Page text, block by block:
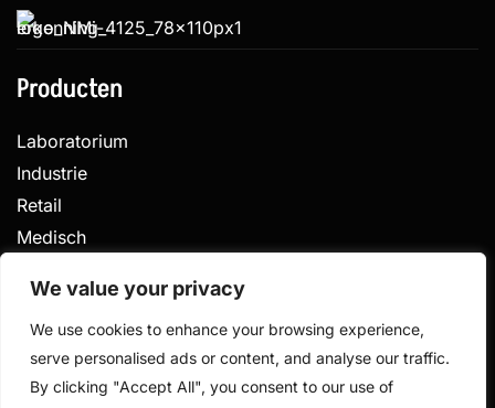
We value your privacy
We use cookies to enhance your browsing experience,
serve personalised ads or content, and analyse our traffic.
By clicking "Accept All", you consent to our use of
Producten
Laboratorium
Industrie
Retail
Medisch
Privacy Algemene voorwaarden